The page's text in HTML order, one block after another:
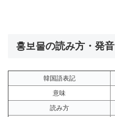
홍보물の読み方・発音
韓国語表記
意味
読み方